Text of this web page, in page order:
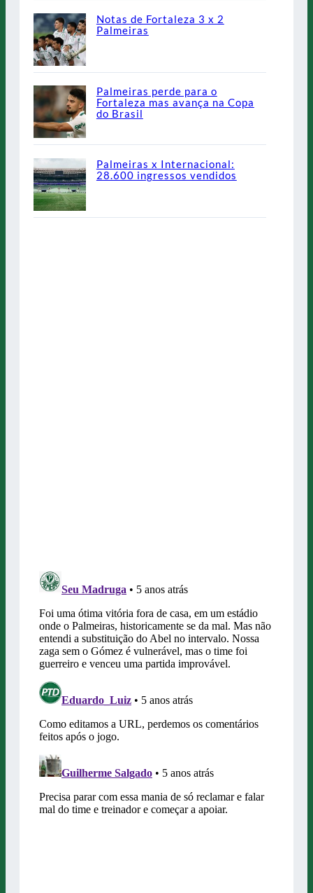
Notas de Fortaleza 3 x 2
Palmeiras
Palmeiras perde para o
Fortaleza mas avança na Copa
do Brasil
Palmeiras x Internacional:
28.600 ingressos vendidos